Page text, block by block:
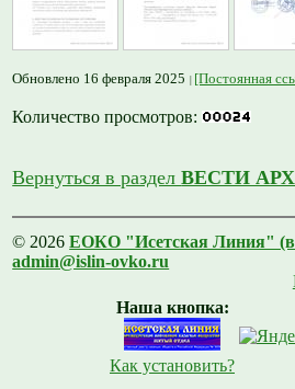
Обновлено 16 февраля 2025 [Постоянная
Количество просмотров:
Вернуться в разделВЕСТИ
© 2026ЕОКО "Исетская Линия"
admin@islin-ovko.ru
Наша кнопка:
Как установить?